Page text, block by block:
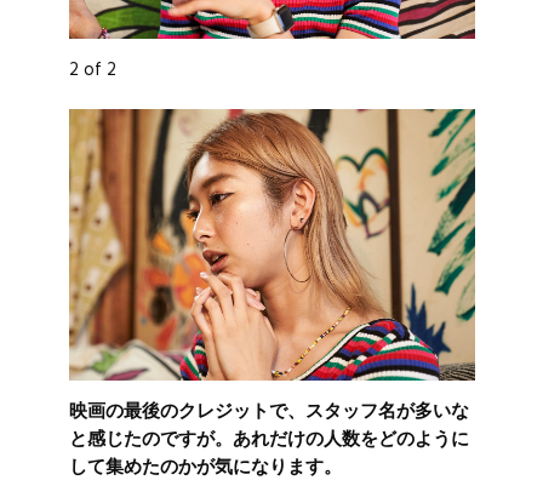
2 of 2
映画の最後のクレジットで、スタッフ名が多いな
と感じたのですが。あれだけの人数をどのように
して集めたのかが気になります。